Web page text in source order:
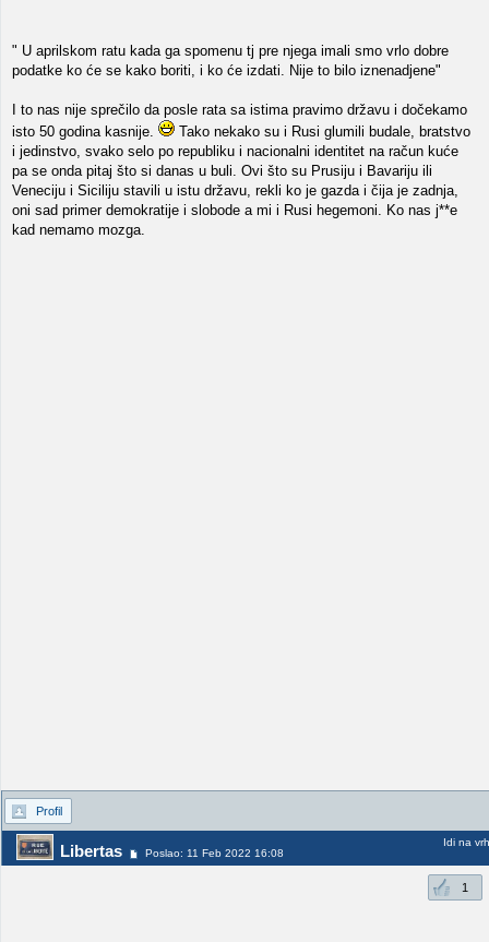
" U aprilskom ratu kada ga spomenu tj pre njega imali smo vrlo dobre
podatke ko će se kako boriti, i ko će izdati. Nije to bilo iznenadjene"
I to nas nije sprečilo da posle rata sa istima pravimo državu i dočekamo
isto 50 godina kasnije.
Tako nekako su i Rusi glumili budale, bratstvo
i jedinstvo, svako selo po republiku i nacionalni identitet na račun kuće
pa se onda pitaj što si danas u buli. Ovi što su Prusiju i Bavariju ili
Veneciju i Siciliju stavili u istu državu, rekli ko je gazda i čija je zadnja,
oni sad primer demokratije i slobode a mi i Rusi hegemoni. Ko nas j**e
kad nemamo mozga.
Profil
Libertas Poslao: 11 Feb 2022 16:08
Idi na vrh
1